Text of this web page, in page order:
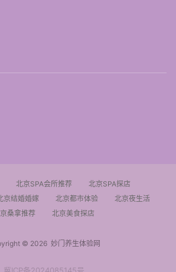
北京SPA会所推荐
北京SPA探店
京结婚婚嫁 北京都市体验
北京夜生活
桑拿推荐
北京美食探店
© 2026妙门养生体验网